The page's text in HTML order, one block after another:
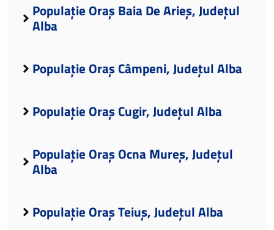
Populație Oraș Baia De Arieș, Județul
Alba
Populație Oraș Câmpeni, Județul Alba
Populație Oraș Cugir, Județul Alba
Populație Oraș Ocna Mureș, Județul
Alba
Populație Oraș Teiuș, Județul Alba